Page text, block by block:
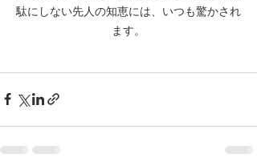
駄にしない先人の知恵には、いつも驚かされ
ます。